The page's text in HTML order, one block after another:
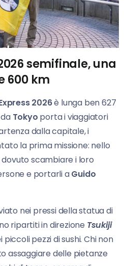
semifinale, una
600 km
2026è lunga ben 627
Tokyo porta i viaggiatori
dalla capitale, i
la prima missione: nello
scambiare i loro
e portarli aGuido
nei pressi della statua di
ripartiti in direzione Tsukiji
pezzi di sushi. Chi non
assaggiare delle pietanze